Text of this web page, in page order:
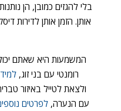
בלי להגזים כמובן, הן
אותן. הזמן אותן לדירות
המשמעות היא שאתם
רומנטי עם בני זוג,
ולצאת לטייל באיזור
עם הנערה,לפרטים